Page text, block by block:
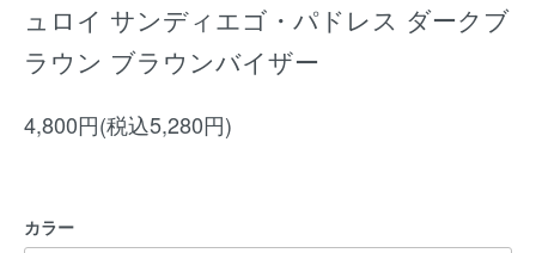
ュロイ サンディエゴ・パドレス ダークブ
ラウン ブラウンバイザー
4,800円(税込5,280円)
カラー